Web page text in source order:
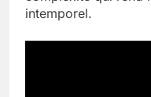
intemporel.